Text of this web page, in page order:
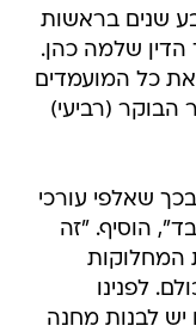
ארבע שנים בראשות
הדין שלמה כהן.
את כל המועמדים
הבוקר (רביעי)
שאלפי עורכי
הוסיף. "זה
המחלוקות
לפנינו
יש לבנות מחנה